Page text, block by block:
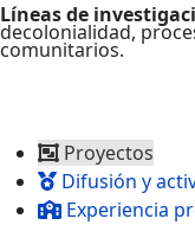
Líneas de
decolonialidad,
comunitarios.
Proyectos
Difusión y
Experiencia